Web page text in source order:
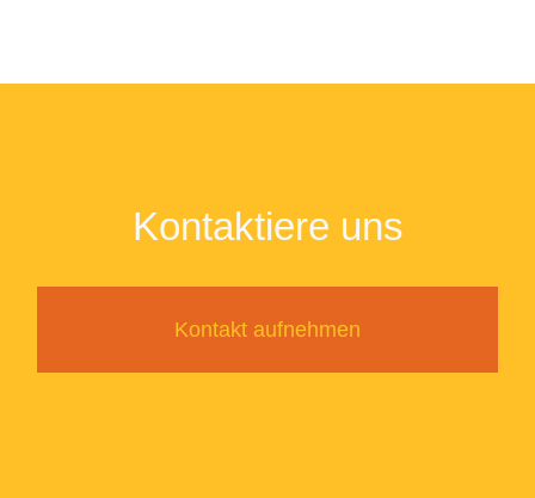
Kontaktiere uns
Kontakt aufnehmen